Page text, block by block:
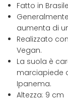
Fatto in
aumenta di
Realizzato
Vegan.
La suola è
marciapiede
Ipanema.
Altezza: 9 cm